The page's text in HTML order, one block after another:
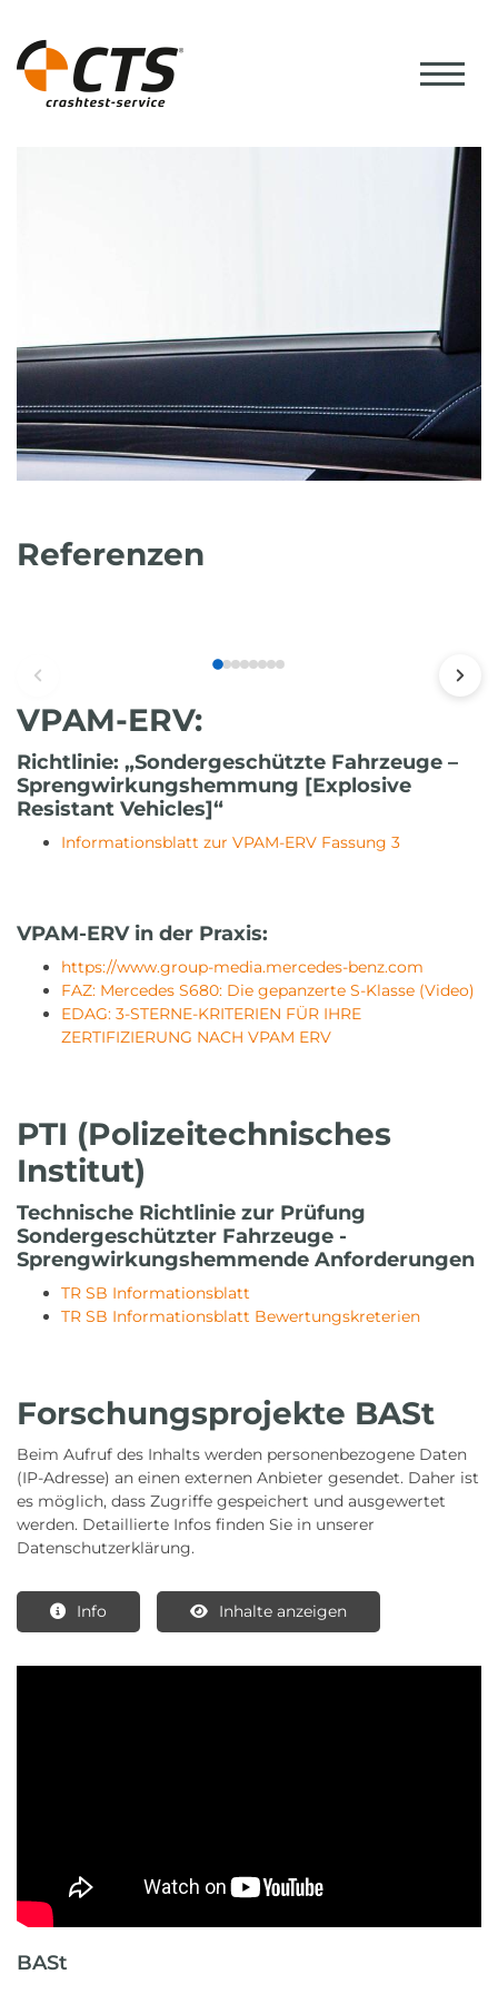
Referenzen
VPAM-ERV:
Richtlinie: „Sondergeschützte Fahrzeuge –
Sprengwirkungshemmung [Explosive
Resistant Vehicles]“
Informationsblatt zur VPAM-ERV Fassung 3
VPAM-ERV in der Praxis:
https://www.group-media.mercedes-benz.com
FAZ: Mercedes S680: Die gepanzerte S-Klasse (Video)
EDAG: 3-STERNE-KRITERIEN FÜR IHRE
ZERTIFIZIERUNG NACH VPAM ERV
PTI (Polizeitechnisches
Institut)
Technische Richtlinie zur Prüfung
Sondergeschützter Fahrzeuge -
Sprengwirkungshemmende Anforderungen
TR SB Informationsblatt
TR SB Informationsblatt Bewertungskreterien
Forschungsprojekte BASt
Beim Aufruf des Inhalts werden personenbezogene Daten
(IP-Adresse) an einen externen Anbieter gesendet. Daher ist
es möglich, dass Zugriffe gespeichert und ausgewertet
werden. Detaillierte Infos finden Sie in unserer
Datenschutzerklärung.
Info Inhalte anzeigen
BASt